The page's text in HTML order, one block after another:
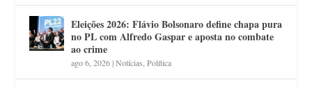
Eleições 2026: Flávio Bolsonaro define chapa pura
no PL com Alfredo Gaspar e aposta no combate
ao crime
ago 6, 2026|Notícias ,Política